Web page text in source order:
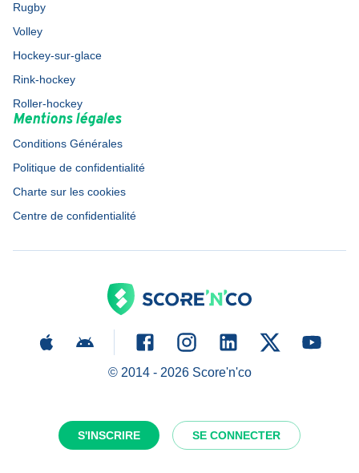
S'INSCRIRE SE CONNECTER
Rugby
Volley
Hockey-sur-glace
Rink-hockey
Roller-hockey
Mentions légales
Conditions Générales
Politique de confidentialité
Charte sur les cookies
Centre de confidentialité
© 2014 - 2026Score'n'co